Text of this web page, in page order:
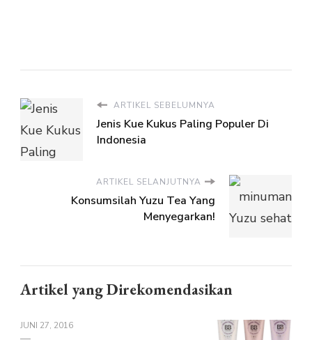
ARTIKEL SEBELUMNYA
Jenis Kue Kukus Paling Populer Di
Indonesia
ARTIKEL SELANJUTNYA
Konsumsilah Yuzu Tea Yang
Menyegarkan!
Artikel yang Direkomendasikan
JUNI 27, 2016